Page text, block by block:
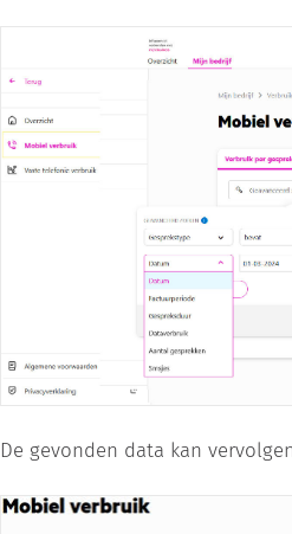
De gevonden data kan